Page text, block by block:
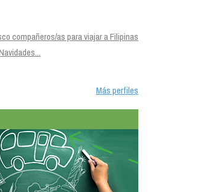
compañeros/as para viajar a Filipinas
Más perfiles